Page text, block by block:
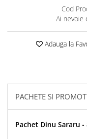
Sociologie si filozofie
Cod
Ai nevoie
Adauga la
PACHETE SI
Pachet Dinu Sararu